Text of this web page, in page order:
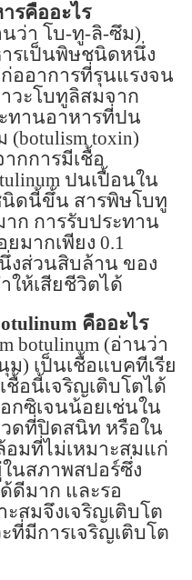
รคืออะไร
ว่า โบ-ทู-ลิ-ซึม)
รเป็นพิษชนิดหนึ่ง
ออาการที่รุนแรงจน
วะโบทูลิสมจาก
ทานอาหารที่ปน
(botulism toxin)
กการมีเชื้อ
ปนเปื้อนใน
นิดนี้ขึ้น สารพิษโบทู
ก การรับประทาน
มากเพียง 0.1
งส่วนสิบล้าน ของ
ให้เสียชีวิตได้
คืออะไร
botulinum (อ่านว่า
) เป็นเชื้อแบคทีเรีย
อนี้เจริญเติบโตได้
กซิเจนน้อยเช่นใน
ดที่ปิดสนิท หรือใน
มที่ไม่เหมาะสมแก่
นสภาพสปอร์ซึ่ง
ดีมาก และรอ
สมจึงเจริญเติบโต
ที่มีการเจริญเติบโต